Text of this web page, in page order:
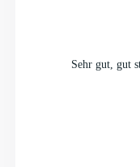
Sehr gut, gut